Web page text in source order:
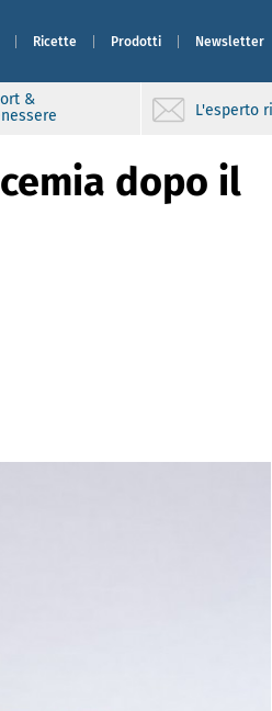
Ricette Prodotti Newsletter
&
L'esperto
dopo il